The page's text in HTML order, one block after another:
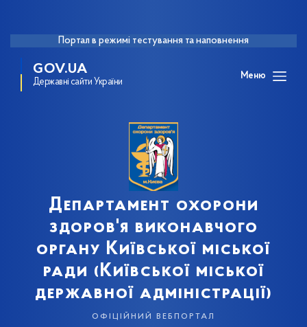
Портал в режимі тестування та наповнення
GOV.UA
Державні сайти України
Меню
Департамент охорони
здоров'я виконавчого
органу Київської міської
ради (Київської міської
державної адміністрації)
офіційний вебпортал